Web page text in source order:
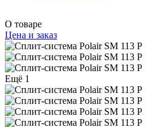
О товаре
Цена и заказ
Ещё 1